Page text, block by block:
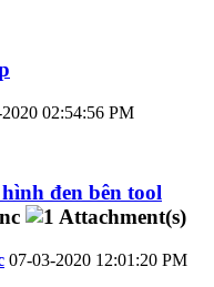
02:54:56 PM
đen bên tool
07-03-2020 12:01:20 PM